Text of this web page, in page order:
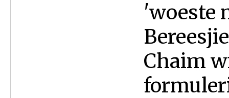
'woeste
Chaim